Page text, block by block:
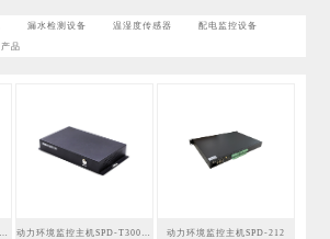
漏水检测设备 温湿度传感器 配电监控设备
品
动力环境监控主机SPD-212